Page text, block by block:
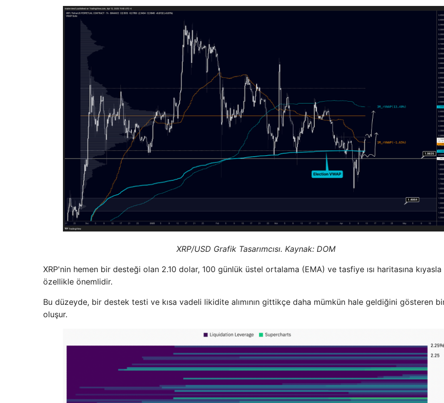
XRP/USD Grafik Tasarımcısı. Kaynak:DOM
XRP'nin hemen bir desteği olan 2.10 dolar, 100 günlük üstel ortalama (EMA) ve tasfiye ısı haritasına kıyasla
özellikle önemlidir.
Bu düzeyde, bir destek testi ve kısa vadeli likidite alımının gittikçe daha mümkün hale geldiğini gösteren
oluşur.